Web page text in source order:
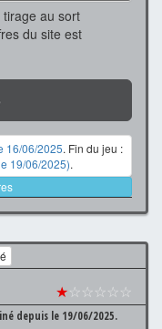
au sort
du site est
16/06/2025. Fin du jeu :
19/06/2025).
★☆☆☆☆☆
depuis le 19/06/2025.